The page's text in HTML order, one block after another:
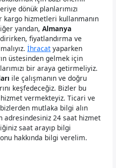
dönük planlarımızı
kargo hizmetleri kullanmanın
yandan,Almanya
fiyatlandırma ve
İhracat yaparken
üstesinden gelmek için
bir araya getirmeliyiz.
ile çalışmanın ve doğru
keşfedeceğiz. Bizler bu
vermekteyiz. Ticari ve
mutlaka bilgi alın
adresindesiniz 24 saat hizmet
saat arayıp bilgi
hakkında bilgi verelim.